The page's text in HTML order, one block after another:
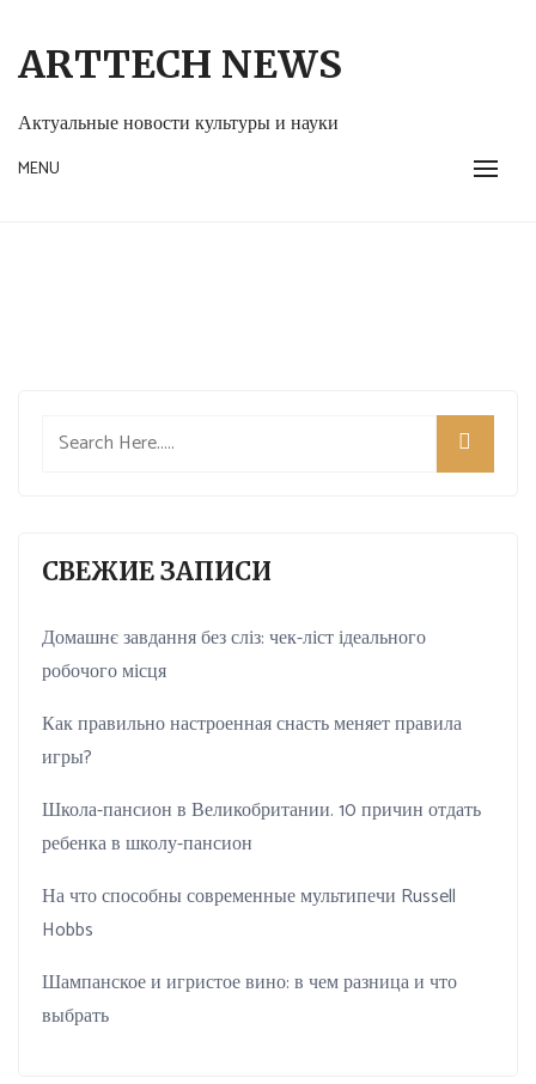
content
ARTTECH NEWS
Актуальные новости культуры и науки
MENU
СВЕЖИЕ ЗАПИСИ
Домашнє завдання без сліз: чек-ліст ідеального
робочого місця
Как правильно настроенная снасть меняет правила
игры?
Школа-пансион в Великобритании. 10 причин отдать
ребенка в школу-пансион
На что способны современные мультипечи Russell
Hobbs
Шампанское и игристое вино: в чем разница и что
выбрать